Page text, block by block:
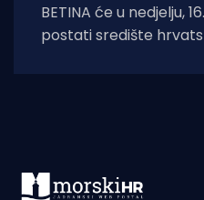
BETINA će u nedjelju,
postati središte